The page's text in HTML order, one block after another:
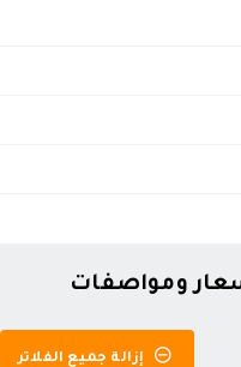
إزالة جميع الفلاتر